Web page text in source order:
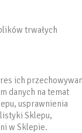
trwałych
ich
danych na temat
usprawnienia
Sklepu,
w Sklepie.